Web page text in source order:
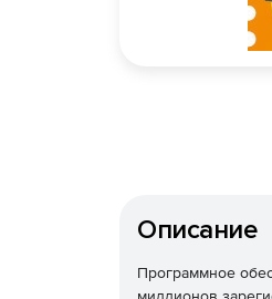
Описание
Программное